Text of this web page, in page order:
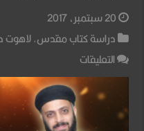
20 سبتمبر، 2017
دراسة كتاب مقدس,لاهوت
التعليقات
ناداب
وأبيهو
تحت